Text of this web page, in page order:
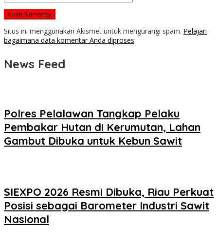
Situs ini menggunakan Akismet untuk mengurangi spam. Pelajari
bagaimana data komentar Anda diproses
News Feed
Polres Pelalawan Tangkap Pelaku
Pembakar Hutan di Kerumutan, Lahan
Gambut Dibuka untuk Kebun Sawit
SIEXPO 2026 Resmi Dibuka, Riau Perkuat
Posisi sebagai Barometer Industri Sawit
Nasional